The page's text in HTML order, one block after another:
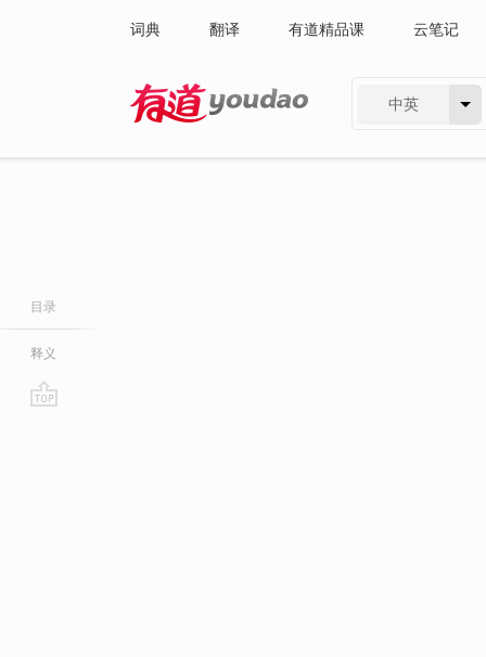
词典 翻译 有道精品课 云笔记
中英
目录
释义